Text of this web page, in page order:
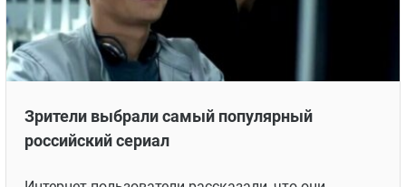
Зрители выбрали самый популярный
российский сериал